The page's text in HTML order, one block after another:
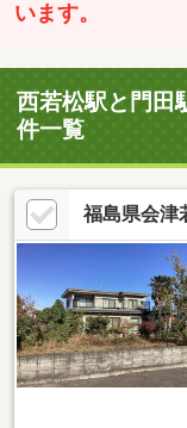
います。
西若松駅と門田
件一覧
福島県会津